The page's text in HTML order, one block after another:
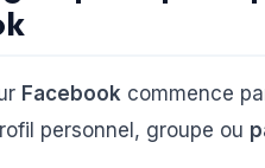
Facebook commence
personnel, groupe ou